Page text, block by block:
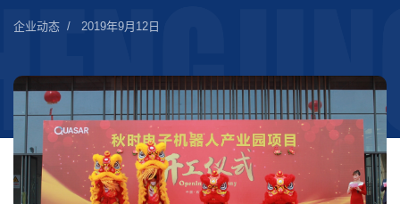
企业动态 2019年9月12日